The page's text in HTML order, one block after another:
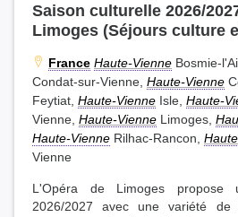
Saison culturelle 2026/
Limoges (Séjours culture
France Haute-Vienne Bosmie-
Condat-sur-Vienne, Haute-Vienne
Feytiat, Haute-Vienne Isle, Haute-
Vienne, Haute-Vienne Limoges,
Haute-Vienne Rilhac-Rancon,
Vienne
L'Opéra de Limoges propose
2026/2027 avec une variété de